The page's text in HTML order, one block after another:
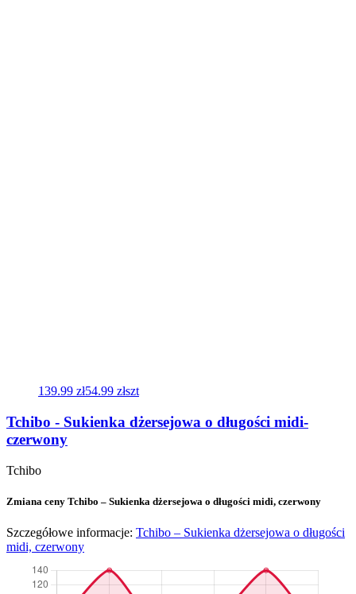
139.99 zł54.99 złszt
Tchibo - Sukienka dżersejowa o długości midi-
czerwony
Tchibo
Zmiana ceny Tchibo – Sukienka dżersejowa o długości midi, czerwony
Szczegółowe informacje: Tchibo – Sukienka dżersejowa o długości
midi, czerwony